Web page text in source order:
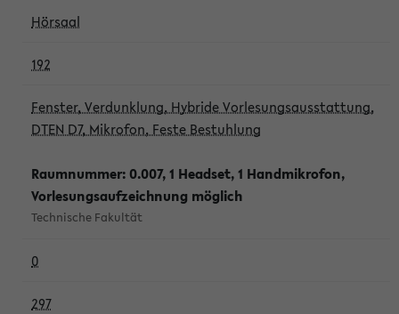
Hörsaal
192
Fenster, Verdunklung, Hybride Vorlesungsausstattung,
DTEN D7, Mikrofon, Feste Bestuhlung
Raumnummer: 0.007, 1 Headset, 1 Handmikrofon,
Vorlesungsaufzeichnung möglich
Technische Fakultät
0
297